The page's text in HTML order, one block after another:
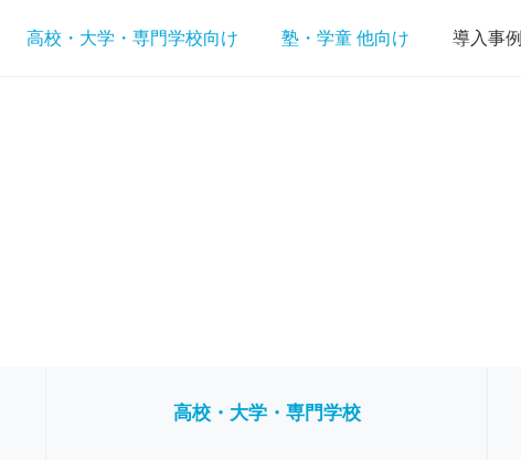
高校・大学・専門学校向け 塾・学童 他向け 導入事例
高校・大学・専門学校